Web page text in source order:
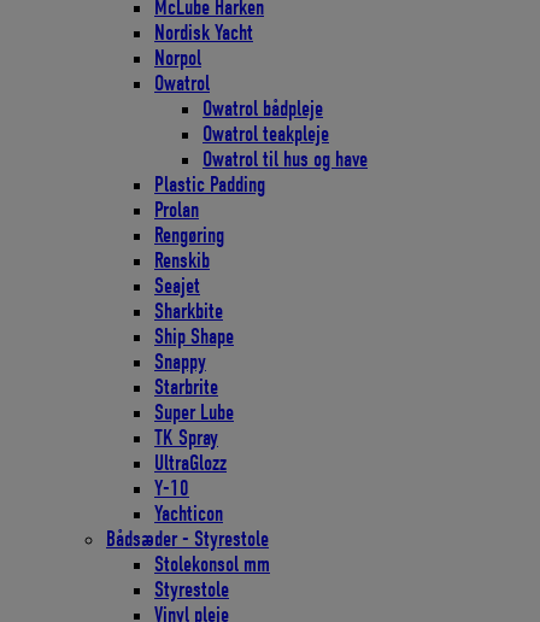
McLube Harken
Nordisk Yacht
Norpol
Owatrol
Owatrol bådpleje
Owatrol teakpleje
Owatrol til hus og have
Plastic Padding
Prolan
Rengøring
Renskib
Seajet
Sharkbite
Ship Shape
Snappy
Starbrite
Super Lube
TK Spray
UltraGlozz
Y-10
Yachticon
Bådsæder - Styrestole
Stolekonsol mm
Styrestole
Vinyl pleje